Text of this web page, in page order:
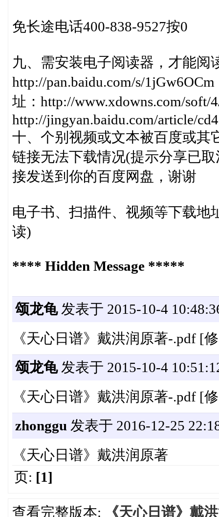
免长途电话400-838-9527按0
九、需安装电子阅读器，才能阅
http://pan.baidu.com/s/
址：http://www.xdowns.com/soft/
http://jingyan.baidu.com/article/
十、个别视频或文本被百度或其
链接无法下载情况(提示分享已
接发送到你的百度网盘，谢谢
电子书、扫描件、视频等下载地
读)
**** Hidden Message *****
颂龙龟发表于 2015-10-4
《天心日谱》戴洪润原著-.pdf [
颂龙龟发表于 2015-10-4
《天心日谱》戴洪润原著-.pdf [
zhonggu 发表于 2016-12-25
《天心日谱》戴洪润原著
页: [1]
查看完整版本: 《天心日谱》戴